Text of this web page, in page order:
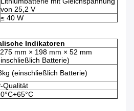
von 25,2 V
≤ 40 W
Indikatoren
mm × 198 mm × 52 mm
Batterie)
(einschließlich Batterie)
Qualität